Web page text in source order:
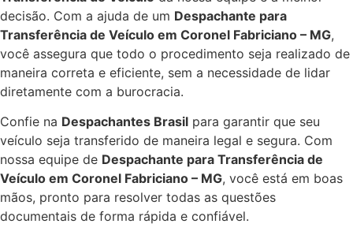
decisão. Com a ajuda de um Despachante para
Transferência de Veículo em Coronel Fabriciano – MG,
você assegura que todo o procedimento seja realizado de
maneira correta e eficiente, sem a necessidade de lidar
diretamente com a burocracia.
Confie na Despachantes Brasil para garantir que seu
veículo seja transferido de maneira legal e segura. Com
nossa equipe de Despachante para Transferência de
Veículo em Coronel Fabriciano – MG, você está em boas
mãos, pronto para resolver todas as questões
documentais de forma rápida e confiável.